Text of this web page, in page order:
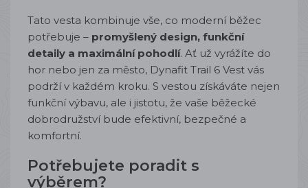
Tato vesta kombinuje vše, co moderní běžec
potřebuje – promyšlený design, funkční
detaily a maximální pohodlí. Ať už vyrážíte do
hor nebo jen za město, Dynafit Trail 6 Vest vás
podrží v každém kroku. S vestou získáváte nejen
funkční výbavu, ale i jistotu, že vaše běžecké
dobrodružství bude efektivní, bezpečné a
komfortní.
Potřebujete poradit s
výběrem?